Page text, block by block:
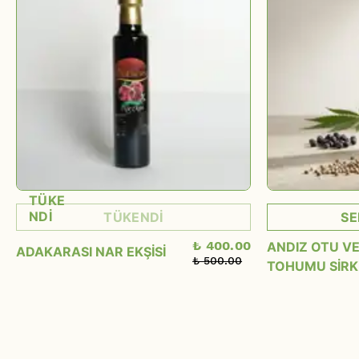
TÜKE
NDİ
TÜKENDİ
ADAKARASI NAR EKŞİSİ ₺ 400.00
₺ 500.00
ANDIZ OTU
TOHUMU